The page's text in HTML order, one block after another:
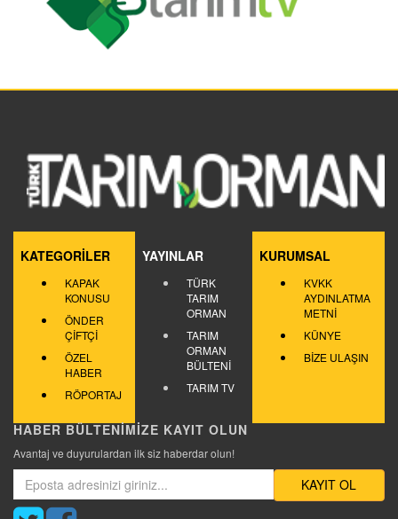
KATEGORİLER
KAPAK
KONUSU
ÖNDER
ÇİFTÇİ
ÖZEL
HABER
RÖPORTAJ
YAYINLAR
TÜRK
TARIM
ORMAN
TARIM
ORMAN
BÜLTENİ
TARIM TV
KURUMSAL
KVKK
AYDINLATMA
METNİ
KÜNYE
BİZE ULAŞIN
HABER BÜLTENİMİZE KAYIT OLUN
Avantaj ve duyurulardan ilk siz haberdar olun!
KAYIT OL